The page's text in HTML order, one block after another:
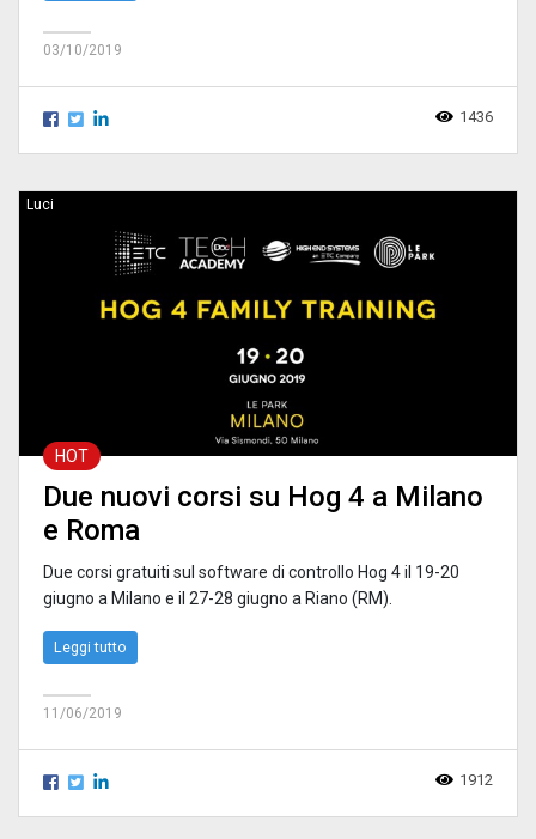
03/10/2019
1436
Luci
HOT
Due nuovi corsi su Hog 4 a Milano
e Roma
Due corsi gratuiti sul software di controllo Hog 4 il 19-20
giugno a Milano e il 27-28 giugno a Riano (RM).
Leggi tutto
11/06/2019
1912